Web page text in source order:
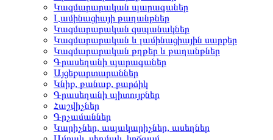
Կազմարարական պարագաներ
Լամինացիայի թաղանթներ
Կազմարարական զսպանակներ
Կազմարարական և լամինացիային սարքեր
Կազմարարական թղթեր և թաղանթներ
Գրասեղանի պարագաներ
Այցեքարտարաններ
Կնիք, թանաք, բարձիկ
Գրասեղանի պիտույքներ
Հաշվիչներ
Գրչամաններ
Կարիչներ, ապակարիչներ, ասեղներ